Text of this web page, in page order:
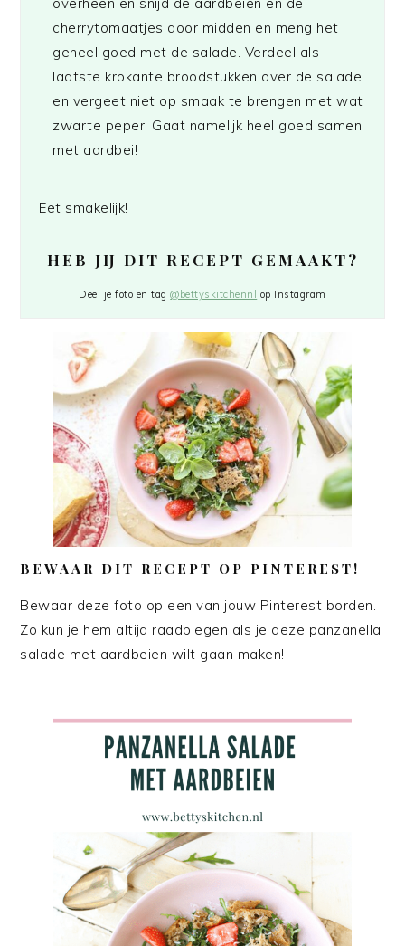
overheen en snijd de aardbeien en de
cherrytomaatjes door midden en meng het
geheel goed met de salade. Verdeel als
laatste krokante broodstukken over de salade
en vergeet niet op smaak te brengen met wat
zwarte peper. Gaat namelijk heel goed samen
met aardbei!
Eet smakelijk!
HEB JIJ DIT RECEPT GEMAAKT?
Deel je foto en tag@bettyskitchennl op Instagram
BEWAAR DIT RECEPT OP PINTEREST!
Bewaar deze foto op een van jouw Pinterest borden.
Zo kun je hem altijd raadplegen als je deze panzanella
salade met aardbeien wilt gaan maken!